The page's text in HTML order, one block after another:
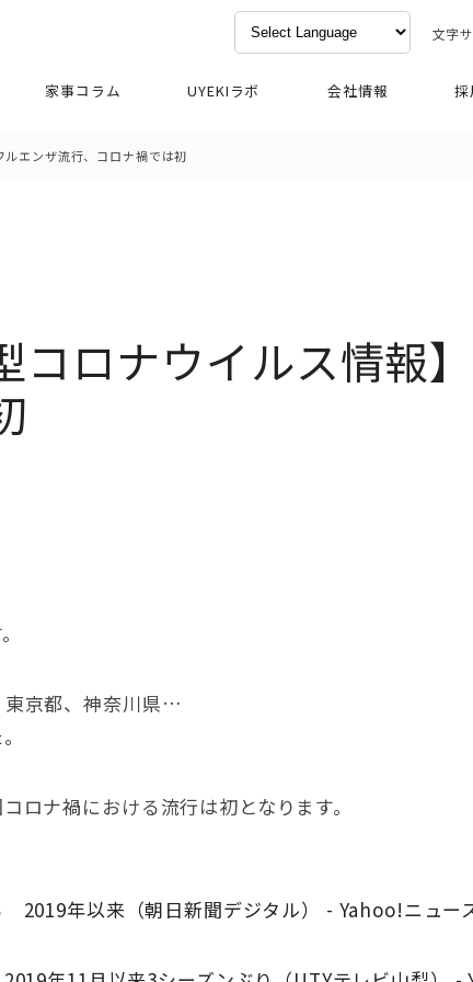
文字
家事コラム UYEKIラボ 会社情報
ルエンザ流行、コロナ禍では初
コロナウイルス情報
東京都、神奈川県…
ロナ禍における流行は初となります。
2019年以来（朝日新聞デジタル） - Yahoo!ニュー